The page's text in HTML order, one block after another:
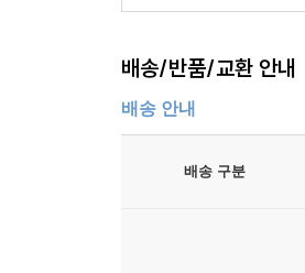
배송/반품/교환 안내
배송 안내
배송 구분